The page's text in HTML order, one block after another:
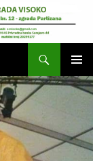
GLAVNI
MENI